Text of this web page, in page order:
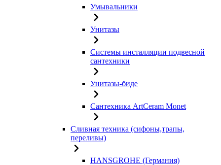
Умывальники
Унитазы
Системы инсталляции подвесной
сантехники
Унитазы-биде
Сантехника ArtCeram Monet
Сливная техника (сифоны,трапы,
переливы)
HANSGROHE (Германия)